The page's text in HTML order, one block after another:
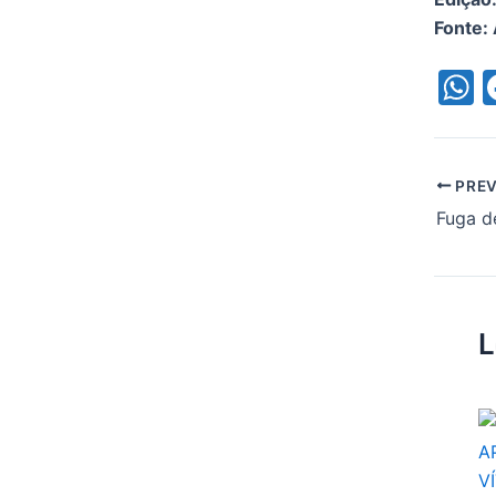
Fonte:
s
p